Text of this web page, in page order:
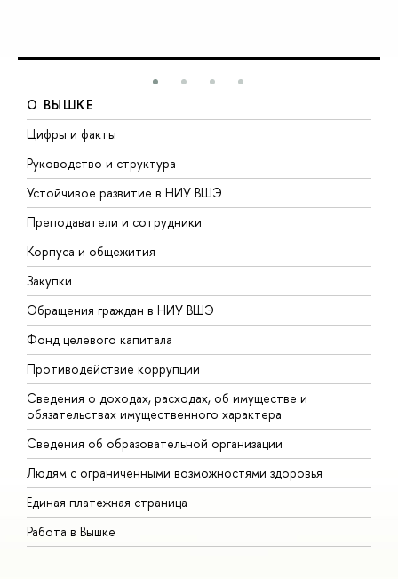
О ВЫШКЕ
Цифры и факты
Руководство и структура
Устойчивое развитие в НИУ ВШЭ
Преподаватели и сотрудники
Корпуса и общежития
Закупки
Обращения граждан в НИУ ВШЭ
Фонд целевого капитала
Противодействие коррупции
Сведения о доходах, расходах, об имуществе и
обязательствах имущественного характера
Сведения об образовательной организации
Людям с ограниченными возможностями здоровья
Единая платежная страница
Работа в Вышке